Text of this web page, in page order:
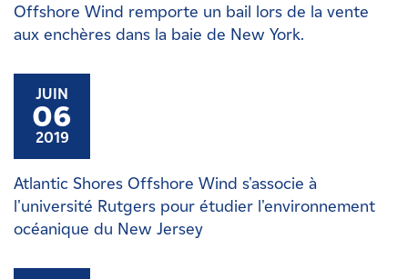
Offshore Wind remporte un bail lors de la vente
aux enchères dans la baie de New York.
JUIN
06
2019
Atlantic Shores Offshore Wind s'associe à
l'université Rutgers pour étudier l'environnement
océanique du New Jersey